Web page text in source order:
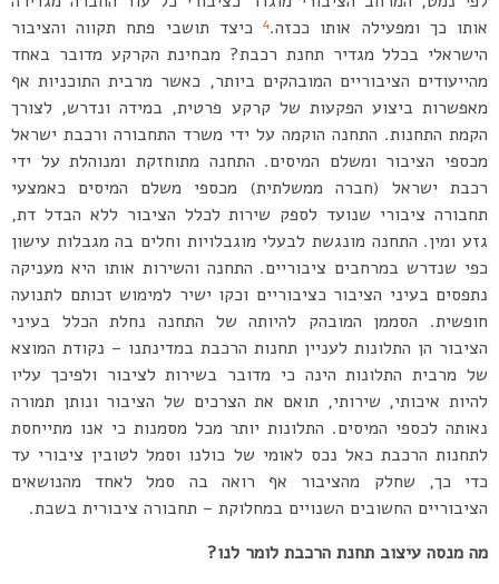
אותו כך ומפעילה אותו ככזה.4כיצד תושבי פתח תקווה והציבור
הישראלי בכלל מגדיר תחנת רכבת? מבחינת הקרקע מדובר באחד
מהייעודים הציבוריים המובהקים ביותר, כאשר מרבית התוכניות אף
מאפשרות ביצוע הפקעות של קרקע פרטית, במידה ונדרש, לצורך
הקמת התחנות. התחנה הוקמה על ידי משרד התחבורה ורכבת ישראל
מכספי הציבור ומשלם המיסים. התחנה מתוחזקת ומנוהלת על ידי
רכבת ישראל (חברה ממשלתית) מכספי משלם המיסים כאמצעי
תחבורה ציבורי שנועד לספק שירות לכלל הציבור ללא הבדל דת,
גזע ומין. התחנה מונגשת לבעלי מוגבלויות וחלים בה מגבלות עישון
כפי שנדרש במרחבים ציבוריים. התחנה והשירות אותו היא מעניקה
נתפסים בעיני הציבור כציבוריים וכקו ישיר למימוש זכותם לתנועה
חופשית. הסממן המובהק להיותה של התחנה נחלת הכלל בעיני
הציבור הן התלונות לעניין תחנות הרכבת במדינתנו – נקודת המוצא
של מרבית התלונות הינה כי מדובר בשירות לציבור ולפיכך עליו
להיות איכותי, שירותי, תואם את הצרכים של הציבור ונותן תמורה
נאותה לכספי המיסים. התלונות יותר מכל מסמנות כי אנו מתייחסת
לתחנות הרכבת כאל נכס לאומי של כולנו וסמל לטובין ציבורי עד
כדי כך, שחלק מהציבור אף רואה בה סמל לאחד מהנושאים
הציבוריים החשובים השנויים במחלוקת – תחבורה ציבורית בשבת.
מה מנסה עיצוב תחנת הרכבת לומר לנו?